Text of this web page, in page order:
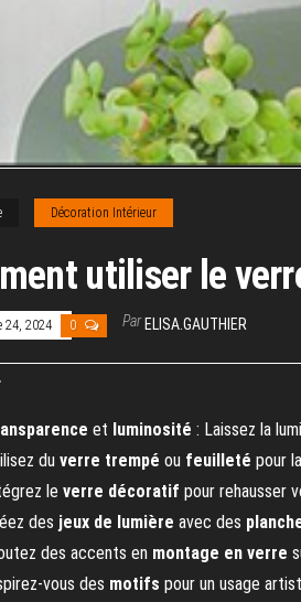
Décoration Intérieur
utiliser le
24, 2024 0 Par ELISA.GAUTHIER
et luminosité : Laissez la
du verre trempé ou feuilleté pour
le verre décoratif pour rehausser
des jeux de lumière avec des
des accents en montage en verre
vous des motifs pour un usage